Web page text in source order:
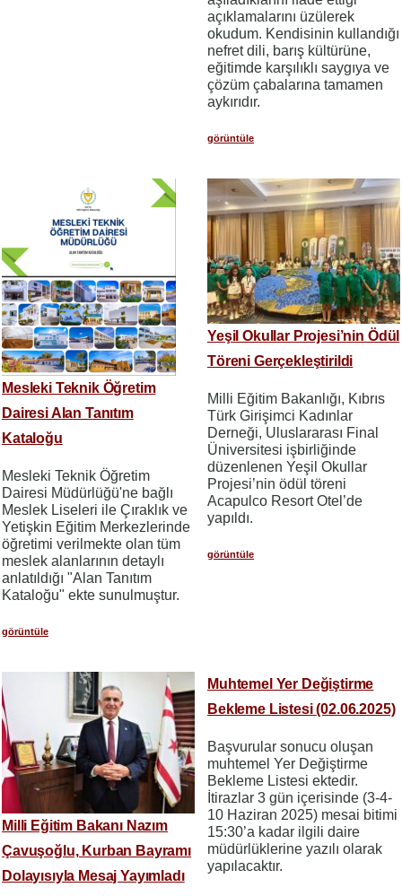
açıklamalarını üzülerek
okudum. Kendisinin kullandığı
nefret dili, barış kültürüne,
eğitimde karşılıklı saygıya ve
çözüm çabalarına tamamen
aykırıdır.
görüntüle
Mesleki Teknik Öğretim
Dairesi Alan Tanıtım
Kataloğu
Mesleki Teknik Öğretim
Dairesi Müdürlüğü'ne bağlı
Meslek Liseleri ile Çıraklık ve
Yetişkin Eğitim Merkezlerinde
öğretimi verilmekte olan tüm
meslek alanlarının detaylı
anlatıldığı "Alan Tanıtım
Kataloğu" ekte sunulmuştur.
görüntüle
Yeşil Okullar Projesi’nin Ödül
Töreni Gerçekleştirildi
Milli Eğitim Bakanlığı, Kıbrıs
Türk Girişimci Kadınlar
Derneği, Uluslararası Final
Üniversitesi işbirliğinde
düzenlenen Yeşil Okullar
Projesi’nin ödül töreni
Acapulco Resort Otel’de
yapıldı.
görüntüle
Milli Eğitim Bakanı Nazım
Çavuşoğlu, Kurban Bayramı
Dolayısıyla Mesaj Yayımladı
Muhtemel Yer Değiştirme
Bekleme Listesi (02.06.2025)
Başvurular sonucu oluşan
muhtemel Yer Değiştirme
Bekleme Listesi ektedir.
İtirazlar 3 gün içerisinde (3-4-
10 Haziran 2025) mesai bitimi
15:30’a kadar ilgili daire
müdürlüklerine yazılı olarak
yapılacaktır.